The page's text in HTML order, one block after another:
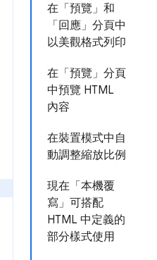
在「預覽」和
「回應」分頁中
以美觀格式列印
在「預覽」分頁
中預覽 HTML
內容
在裝置模式中自
動調整縮放比例
現在「本機覆
寫」可搭配
HTML 中定義的
部分樣式使用